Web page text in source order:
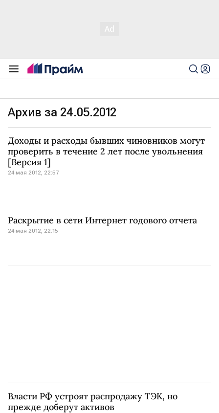
Архив за 24.05.2012
Доходы и расходы бывших чиновников могут
проверить в течение 2 лет после увольнения
[Версия 1]
24 мая 2012, 22:57
Раскрытие в сети Интернет годового отчета
24 мая 2012, 22:15
Власти РФ устроят распродажу ТЭК, но
прежде доберут активов